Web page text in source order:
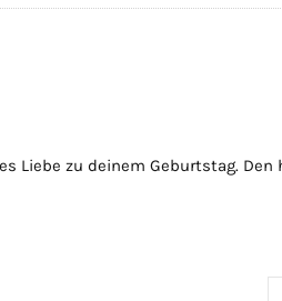
Liebe zu deinem Geburtstag. Den